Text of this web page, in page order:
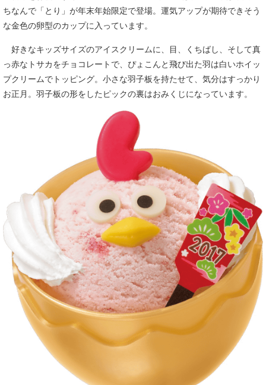
ちなんで「とり」が年末年始限定で登場。運気アップが期待できそう
な金色の卵型のカップに入っています。
好きなキッズサイズのアイスクリームに、目、くちばし、そして真
っ赤なトサカをチョコレートで、ぴょこんと飛び出た羽は白いホイッ
プクリームでトッピング。小さな羽子板を持たせて、気分はすっかり
お正月。羽子板の形をしたピックの裏はおみくじになっています。